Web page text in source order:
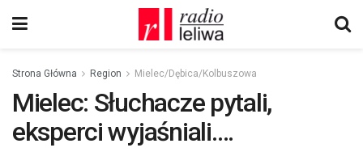
Strona Główna Region Mielec/Dębica/Kolbuszowa
Mielec: Słuchacze pytali,
eksperci wyjaśniali….